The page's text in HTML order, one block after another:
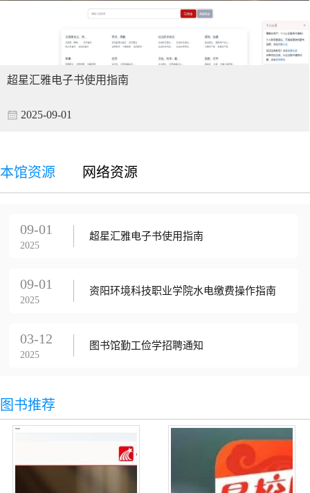
超星汇雅电子书使用指南
2025-09-01
本馆资源 网络资源
09-01
2025
超星汇雅电子书使用指南
09-01
2025
资阳环境科技职业学院水电缴费操作指南
03-12
2025
图书馆勤工俭学招聘通知
图书推荐